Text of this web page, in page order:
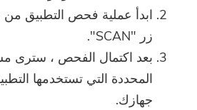
ابدأ عملية فحص التطبيق من
زر "SCAN".
بعد اكتمال الفحص ، سترى
المحددة التي تستخدمها
جهازك.